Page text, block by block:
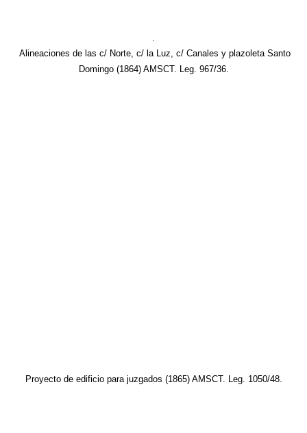
.
Alineaciones de las c/ Norte, c/ la Luz, c/ Canales y plazoleta Santo
Domingo (1864) AMSCT. Leg. 967/36.
Proyecto de edificio para juzgados (1865) AMSCT. Leg. 1050/48.